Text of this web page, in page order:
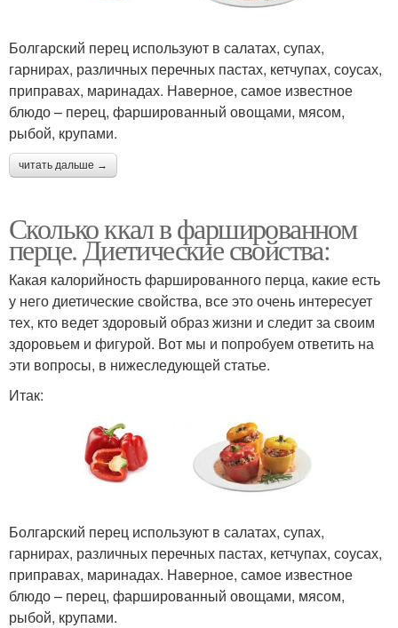
Болгарский перец используют в салатах, супах,
гарнирах, различных перечных пастах, кетчупах, соусах,
приправах, маринадах. Наверное, самое известное
блюдо – перец, фаршированный овощами, мясом,
рыбой, крупами.
читать дальше →
Сколько ккал в фаршированном
перце. Диетические свойства:
Какая калорийность фаршированного перца, какие есть
у него диетические свойства, все это очень интересует
тех, кто ведет здоровый образ жизни и следит за своим
здоровьем и фигурой. Вот мы и попробуем ответить на
эти вопросы, в нижеследующей статье.
Итак:
Болгарский перец используют в салатах, супах,
гарнирах, различных перечных пастах, кетчупах, соусах,
приправах, маринадах. Наверное, самое известное
блюдо – перец, фаршированный овощами, мясом,
рыбой, крупами.